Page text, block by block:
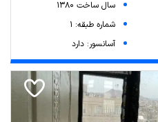
سال ساخت 1380
شماره طبقه: 1
آسانسور: دارد